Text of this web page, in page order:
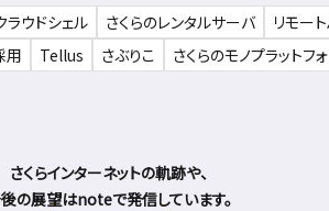
ラウドシェル さくらのレンタルサーバ リモー
用 Tellus さぶりこ さくらのモノプラットフ
さくらインターネットの軌跡や、
の展望はnoteで発信しています。